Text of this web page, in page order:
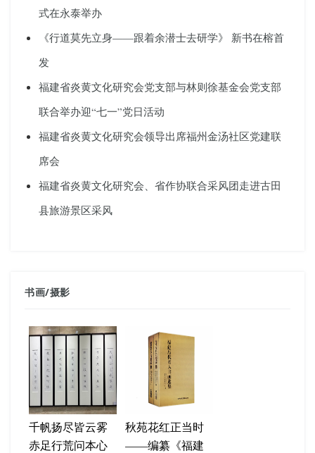
式在永泰举办
《行道莫先立身——跟着余潜士去研学》 新书在榕首
发
福建省炎黄文化研究会党支部与林则徐基金会党支部
联合举办迎“七一”党日活动
福建省炎黄文化研究会领导出席福州金汤社区党建联
席会
福建省炎黄文化研究会、省作协联合采风团走进古田
县旅游景区采风
书画/摄影
千帆扬尽皆云雾
赤足行荒问本心
秋苑花红正当时
——编纂《福建